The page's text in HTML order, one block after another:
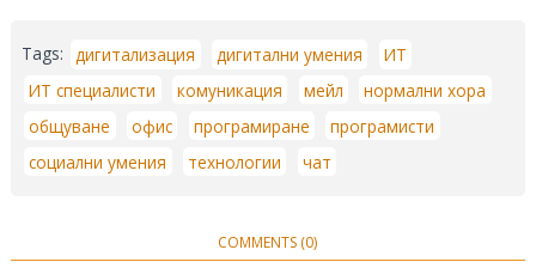
Tags: дигитализация дигитални умения
ИТ
ИТ специалисти
комуникация мейл
нормални хора
общуване
офис програмиране
програмисти
социални умения
технологии чат
COMMENTS (0)